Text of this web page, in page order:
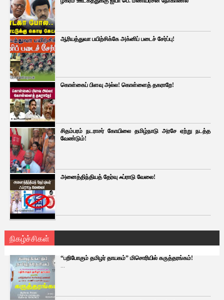
ஆரியத்துவா பயிற்சிக்கே அக்னிப் படைச் சேர்ப்பு!
கொள்கைப் பிளவு அல்ல! கொள்ளைத் தகராறே!
சிதம்பரம் நடராசர் கோயிலை தமிழ்நாடு அரசே ஏற்று நடத்த
வேண்டும்!
அனைத்திந்தியத் தேர்வு ஃப்ராடு வேலை!
நிகழ்ச்சிகள்
“பறிபோகும் தமிழர் தாயகம்” மிசொரியில் கருத்தரங்கம்!
...